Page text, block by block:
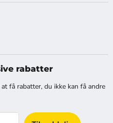
rabatter
få rabatter, du ikke kan få andre